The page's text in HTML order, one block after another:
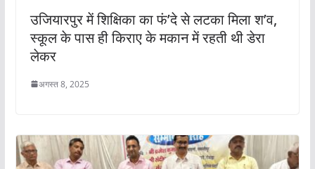
उजियारपुर में शिक्षिका का फं’दे से लटका मिला श’व,
स्कूल के पास ही किराए के मकान में रहती थी डेरा
लेकर
अगस्त 8, 2025